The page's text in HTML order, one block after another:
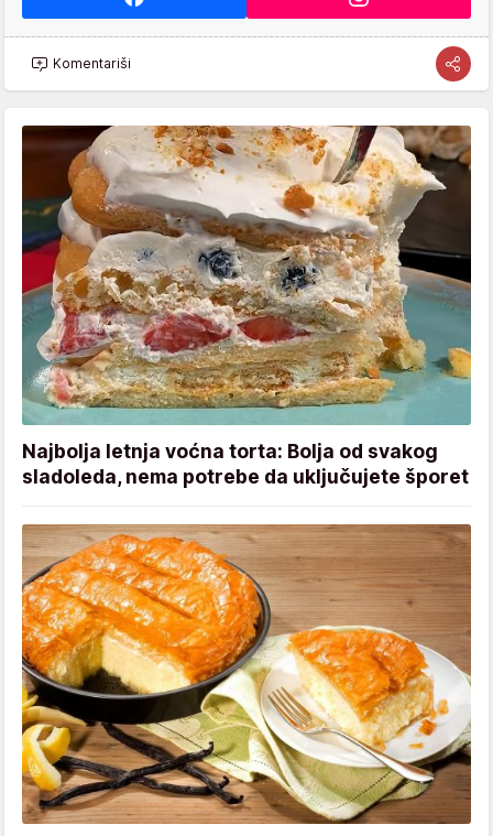
Komentariši
Najbolja letnja voćna torta: Bolja od svakog
sladoleda, nema potrebe da uključujete šporet